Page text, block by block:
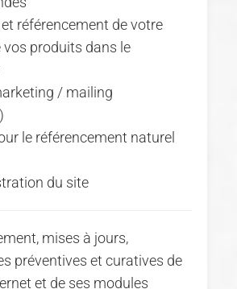
référencement de votre
vos produits dans le
/ mailing
le référencement naturel
du site
mises à jours,
préventives et curatives de
et de ses modules